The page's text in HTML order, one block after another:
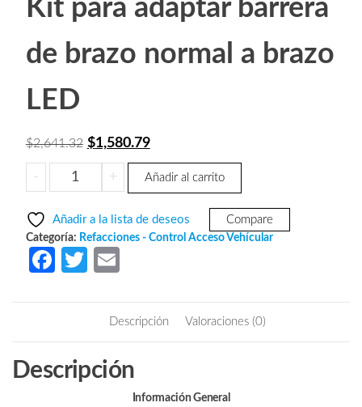
Kit para adaptar barrera
de brazo normal a brazo
LED
$2,641.32 El
precio
original
$2,641.32.
$1,580.79El
precio
$1,580.79.
-
WEJOIN
WJBSPL01
para
adaptar
a
brazo
+ Añadir al carrito
Añadir a la lista de deseos Compare
Categoría: Refacciones - Control Acceso Vehícular
Fa
o
T
itt
ail
Descripción Valoraciones (0)
Descripción
Información General